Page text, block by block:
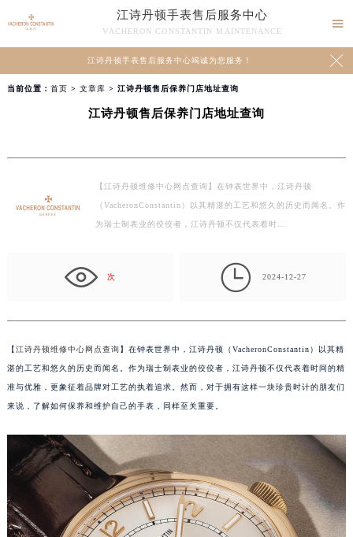
江诗丹顿手表售后服务中心
VACHERON CONSTANTIN MAINTENANCE

江诗丹顿手表售后服务中心竭诚为您服务！ 
当前位置： 首页 > 文章库 > 江诗丹顿售后保养门店地址查询
江诗丹顿售后保养门店地址查询
【江诗丹顿维修中心网点查询】在钟表世界中，江诗丹顿
（VacheronConstantin）以其精湛的工艺和悠久的历史而闻名。作
为瑞士制表业的佼佼者，江诗丹顿不仅代表着时…
次  2024-12-27
【江诗丹顿维修中心网点查询】在钟表世界中，江诗丹顿（VacheronConstantin）以其精
湛的工艺和悠久的历史而闻名。作为瑞士制表业的佼佼者，江诗丹顿不仅代表着时间的精
准与优雅，更象征着品牌对工艺的执着追求。然而，对于拥有这样一块珍贵时计的朋友们
来说，了解如何保养和维护自己的手表，同样至关重要。